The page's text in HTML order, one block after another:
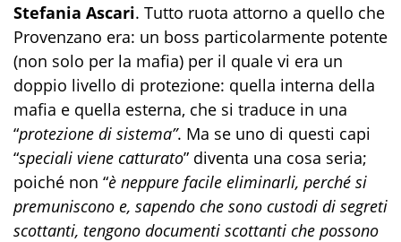
Stefania Ascari. Tutto ruota attorno a quello che
Provenzano era: un boss particolarmente potente
(non solo per la mafia) per il quale vi era un
doppio livello di protezione: quella interna della
mafia e quella esterna, che si traduce in una
“protezione di sistema”. Ma se uno di questi capi
“speciali viene catturato” diventa una cosa seria;
poiché non “è neppure facile eliminarli, perché si
premuniscono e, sapendo che sono custodi di segreti
scottanti, tengono documenti scottanti che possono